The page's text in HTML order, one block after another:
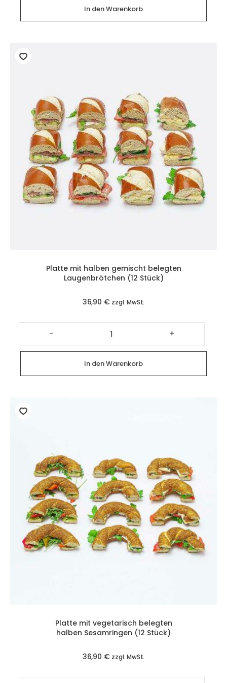
Stück)
Menge
In den Warenkorb
Platte mit halben gemischt belegten
Laugenbrötchen (12 Stück)
36,90 € zzgl. MwSt.
-
Platte
mit
halben
gemischt
belegten
Laugenbrötchen
(12
Stück)
+
In den Warenkorb
Platte mit vegetarisch belegten
halben Sesamringen (12 Stück)
36,90 € zzgl. MwSt.
Platte